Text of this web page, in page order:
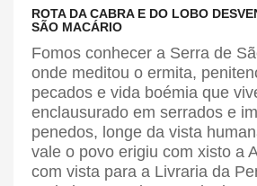
ROTA DA CABRA E DO LOBO
SÃO MACÁRIO
Fomos conhecer a Serra de
onde meditou o ermita,
pecados e vida boémia que
enclausurado em serrados e
penedos, longe da vista
vale o povo erigiu com xisto a
com vista para a Livraria da